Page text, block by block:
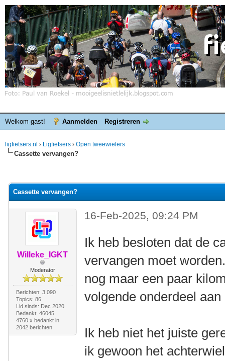
Welkom gast! Aanmelden Registreren
ligfietsers.nl › Ligfietsers › Open tweewielers
Cassette vervangen?
Cassette vervangen?
Willeke_IGKT
Moderator
Berichten: 3.090
Topics: 86
Lid sinds: Dec 2020
Bedankt: 46045
4760 x bedankt in
2042 berichten
16-Feb-2025, 09:24 PM
Ik heb besloten dat de
vervangen moet
nog maar een paar
volgende onderdeel
Ik heb niet het juiste
ik gewoon het